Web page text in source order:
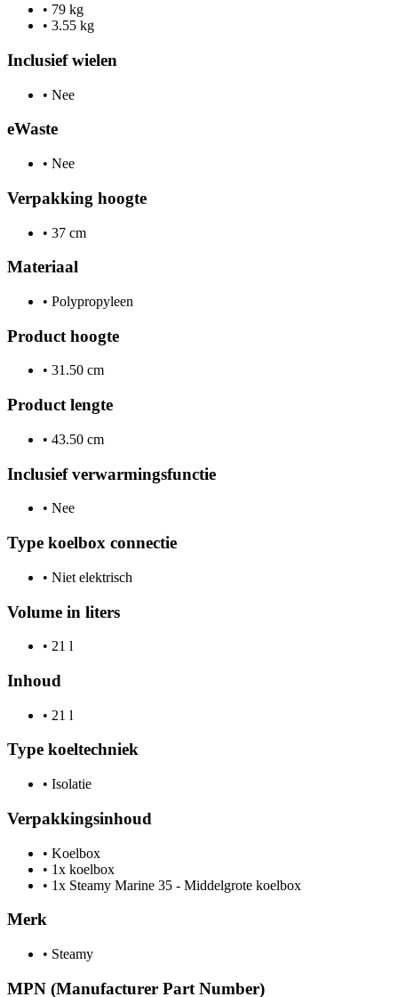
• 79 kg
• 3.55 kg
Inclusief wielen
• Nee
eWaste
• Nee
Verpakking hoogte
• 37 cm
Materiaal
• Polypropyleen
Product hoogte
• 31.50 cm
Product lengte
• 43.50 cm
Inclusief verwarmingsfunctie
• Nee
Type koelbox connectie
• Niet elektrisch
Volume in liters
• 21 l
Inhoud
• 21 l
Type koeltechniek
• Isolatie
Verpakkingsinhoud
• Koelbox
• 1x koelbox
• 1x Steamy Marine 35 - Middelgrote koelbox
Merk
• Steamy
MPN (Manufacturer Part Number)